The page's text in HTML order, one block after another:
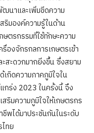
นาและเพิ่มขีดความ
ริมองค์ความรู้ในด้าน
ตรกรรมที่ใช้ทักษะความ
องจักรกลการเกษตรเข้า
สะดวกมากยิ่งขึ้น ซึ่งสยาม
กิดความภาคภูมิใจใน
กร่ง 2023 ในครั้งนี้ จึง
ริมความภูมิใจให้เกษตรกร
พได้มาประชันกันในระดับ
ทย